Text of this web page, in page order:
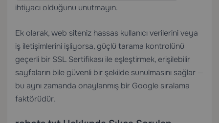
ihtiyacı olduğunu unutmayın.
Ek olarak, web siteniz hassas kullanıcı verilerini veya
iş iletişimlerini işliyorsa, güçlü tarama kontrolünü
geçerli bir SSL Sertifikası ile eşleştirmek, erişilebilir
sayfaların bile güvenli bir şekilde sunulmasını sağlar —
bu aynı zamanda onaylanmış bir Google sıralama
faktörüdür.